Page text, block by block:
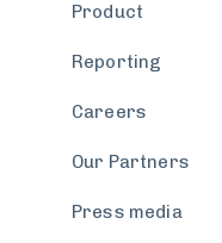
Product
Reporting
Careers
Our Partners
Press media